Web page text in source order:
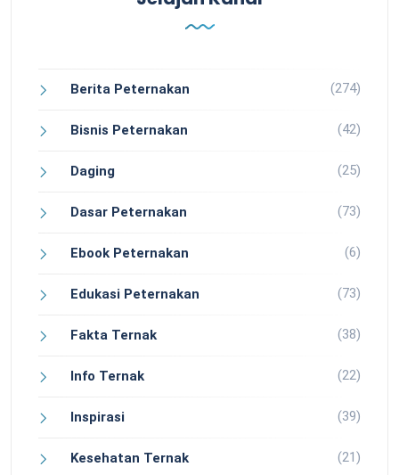
Berita Peternakan (274)
Bisnis Peternakan (42)
Daging (25)
Dasar Peternakan (73)
Ebook Peternakan (6)
Edukasi Peternakan (73)
Fakta Ternak (38)
Info Ternak (22)
Inspirasi (39)
Kesehatan Ternak (21)